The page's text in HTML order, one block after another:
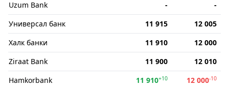
Uzum Bank
-
-
Универсал банк
11 915
12 005
Халк банки
11 910
12 000
Ziraat Bank
11 900
12 010
Hamkorbank
11 910+10 12 000-10